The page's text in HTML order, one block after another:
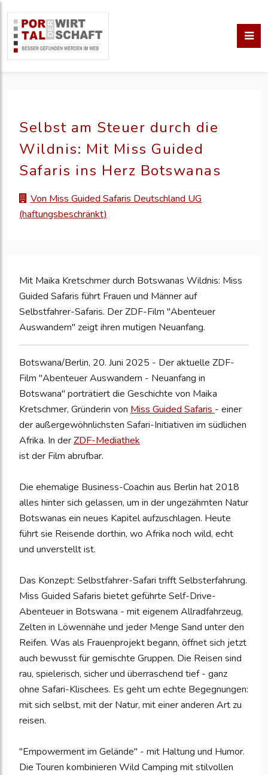
Selbst am Steuer durch die
Wildnis: Mit Miss Guided
Safaris ins Herz Botswanas
Von Miss Guided Safaris Deutschland UG
(haftungsbeschränkt)
Mit Maika Kretschmer durch Botswanas Wildnis: Miss
Guided Safaris führt Frauen und Männer auf
Selbstfahrer-Safaris. Der ZDF-Film "Abenteuer
Auswandern" zeigt ihren mutigen Neuanfang.
Botswana/Berlin, 20. Juni 2025 - Der aktuelle ZDF-
Film "Abenteuer Auswandern - Neuanfang in
Botswana" porträtiert die Geschichte von Maika
Kretschmer, Gründerin von Miss Guided Safaris - einer
der außergewöhnlichsten Safari-Initiativen im südlichen
Afrika. In derZDF-Mediathek
ist der Film abrufbar.
Die ehemalige Business-Coachin aus Berlin hat 2018
alles hinter sich gelassen, um in der ungezähmten Natur
Botswanas ein neues Kapitel aufzuschlagen. Heute
führt sie Reisende dorthin, wo Afrika noch wild, echt
und unverstellt ist.
Das Konzept: Selbstfahrer-Safari trifft Selbsterfahrung.
Miss Guided Safaris bietet geführte Self-Drive-
Abenteuer in Botswana - mit eigenem Allradfahrzeug,
Zelten in Löwennähe und jeder Menge Sand unter den
Reifen. Was als Frauenprojekt begann, öffnet sich jetzt
auch bewusst für gemischte Gruppen. Die Reisen sind
rau, spielerisch, sicher und überraschend tief - ganz
ohne Safari-Klischees. Es geht um echte Begegnungen:
mit sich selbst, mit der Natur, mit einer anderen Art zu
reisen.
"Empowerment im Gelände" - mit Haltung und Humor.
Die Touren kombinieren Wild Camping mit stilvollen